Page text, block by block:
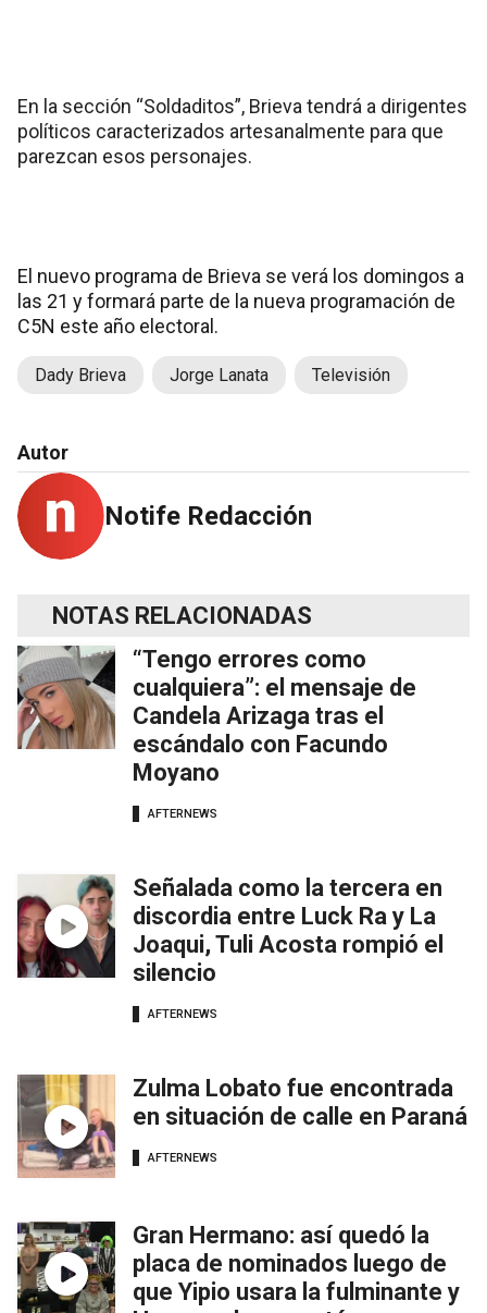
En la sección “Soldaditos”, Brieva tendrá a dirigentes
políticos caracterizados artesanalmente para que
parezcan esos personajes.
El nuevo programa de Brieva se verá los domingos a
las 21 y formará parte de la nueva programación de
C5N este año electoral.
Dady Brieva Jorge Lanata Televisión
Autor
Notife Redacción
NOTAS RELACIONADAS
“Tengo errores como
cualquiera”: el mensaje de
Candela Arizaga tras el
escándalo con Facundo
Moyano
AFTERNEWS
Señalada como la tercera en
discordia entre Luck Ra y La
Joaqui, Tuli Acosta rompió el
silencio
AFTERNEWS
Zulma Lobato fue encontrada
en situación de calle en Paraná
AFTERNEWS
Gran Hermano: así quedó la
placa de nominados luego de
que Yipio usara la fulminante y